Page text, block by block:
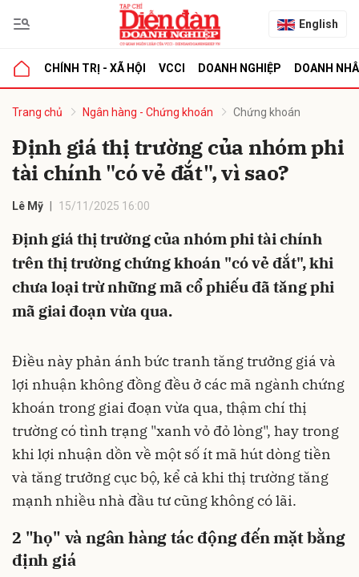
English
CHÍNH TRỊ - XÃ HỘI VCCI DOANH NGHIỆP DOANH
Trang chủ Ngân hàng - Chứng khoán Chứng khoán
Định giá thị trường của nhóm phi
tài chính "có vẻ đắt", vì sao?
Lê Mỹ 15/11/2025 16:00
Định giá thị trường của nhóm phi tài chính
trên thị trường chứng khoán "có vẻ đắt", khi
chưa loại trừ những mã cổ phiếu đã tăng phi
mã giai đoạn vừa qua.
Điều này phản ánh bức tranh tăng trưởng giá và
lợi nhuận không đồng đều ở các mã ngành chứng
khoán trong giai đoạn vừa qua, thậm chí thị
trường có tình trạng "xanh vỏ đỏ lòng", hay trong
khi lợi nhuận dồn về một số ít mã hút dòng tiền
và tăng trưởng cục bộ, kể cả khi thị trường tăng
mạnh nhiều nhà đầu tư cũng không có lãi.
2 "họ" và ngân hàng tác động đến mặt bằng
định giá
luận
Hủy